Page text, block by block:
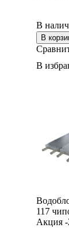
В
В
В
117
Акция -